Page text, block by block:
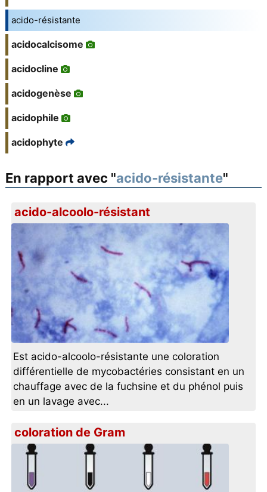
acido-résistante
acidocalcisome
acidocline
acidogenèse
acidophile
acidophyte
En rapport avec "acido-résistante"
acido-alcoolo-résistant
Est acido-alcoolo-résistante une coloration
différentielle de mycobactéries consistant en un
chauffage avec de la fuchsine et du phénol puis
en un lavage avec...
coloration de Gram